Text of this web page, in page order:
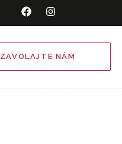
ZAVOLAJTE NÁM